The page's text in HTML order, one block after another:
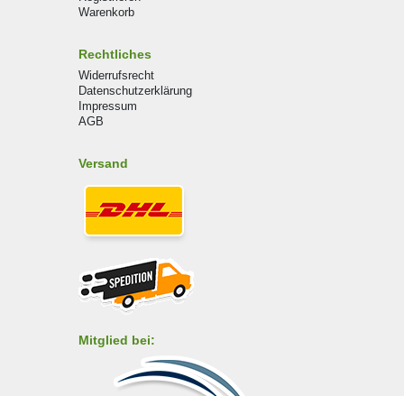
Warenkorb
Rechtliches
Widerrufsrecht
Datenschutzerklärung
Impressum
AGB
Versand
Mitglied bei: